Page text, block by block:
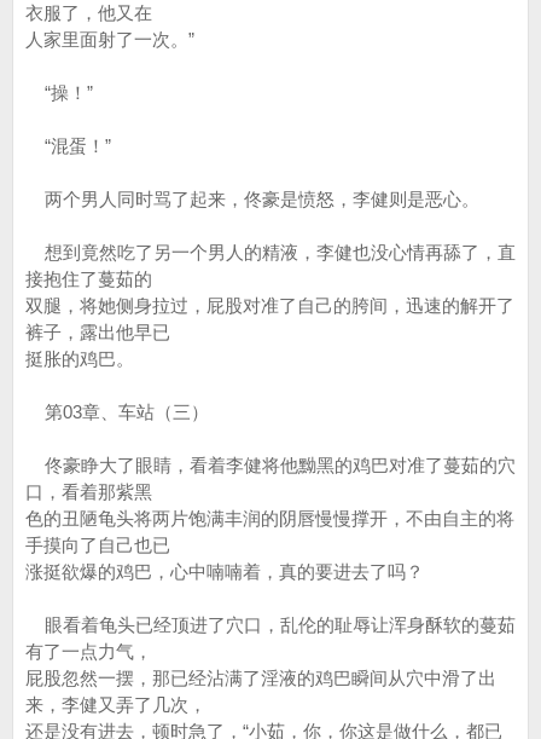
衣服了，他又在
人家里面射了一次。”
“操！”
“混蛋！”
两个男人同时骂了起来，佟豪是愤怒，李健则是恶心。
想到竟然吃了另一个男人的精液，李健也没心情再舔了，直
接抱住了蔓茹的
双腿，将她侧身拉过，屁股对准了自己的胯间，迅速的解开了
裤子，露出他早已
挺胀的鸡巴。
第03章、车站（三）
佟豪睁大了眼睛，看着李健将他黝黑的鸡巴对准了蔓茹的穴
口，看着那紫黑
色的丑陋龟头将两片饱满丰润的阴唇慢慢撑开，不由自主的将
手摸向了自己也已
涨挺欲爆的鸡巴，心中喃喃着，真的要进去了吗？
眼看着龟头已经顶进了穴口，乱伦的耻辱让浑身酥软的蔓茹
有了一点力气，
屁股忽然一摆，那已经沾满了淫液的鸡巴瞬间从穴中滑了出
来，李健又弄了几次，
还是没有进去，顿时急了，“小茹，你，你这是做什么，都已